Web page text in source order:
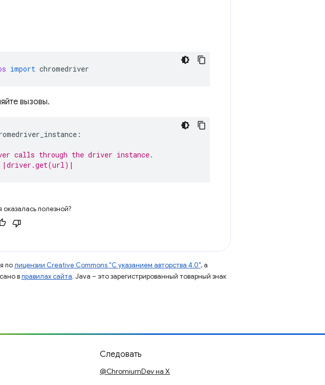
import chromedriver
вызовы.
:
calls through the driver instance.
|driver.get(url)|
полезной?
полицензии Creative Commons "С указанием авторства 4.0", а
вправилах сайта. Java – это зарегистрированный товарный знак
Следовать
@ChromiumDev на X